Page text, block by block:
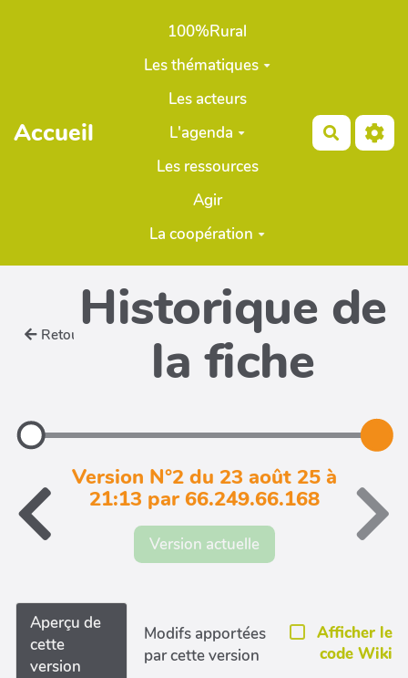
Aller au contenu principal
Accueil
100%Rural
Les thématiques
Les acteurs
L'agenda
Les ressources
Agir
La coopération
Retour Historique de
la fiche
Version N°2 du 23 août 25 à
21:13 par 66.249.66.168
Version actuelle
Aperçu de
cette
version
Modifs apportées
par cette version
Afficher le
code Wiki